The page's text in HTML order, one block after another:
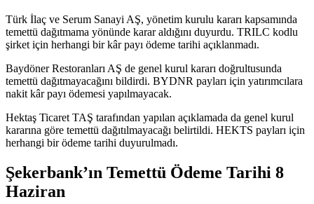
Türk İlaç ve Serum Sanayi AŞ, yönetim kurulu kararı kapsamında
temettü dağıtmama yönünde karar aldığını duyurdu. TRILC kodlu
şirket için herhangi bir kâr payı ödeme tarihi açıklanmadı.
Baydöner Restoranları AŞ de genel kurul kararı doğrultusunda
temettü dağıtmayacağını bildirdi. BYDNR payları için yatırımcılara
nakit kâr payı ödemesi yapılmayacak.
Hektaş Ticaret TAŞ tarafından yapılan açıklamada da genel kurul
kararına göre temettü dağıtılmayacağı belirtildi. HEKTS payları için
herhangi bir ödeme tarihi duyurulmadı.
Şekerbank’ın Temettü Ödeme Tarihi 8
Haziran